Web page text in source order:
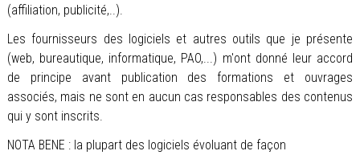
(affiliation, publicité,..).
Les fournisseurs des logiciels et autres outils que je présente
(web, bureautique, informatique, PAO,...) m'ont donné leur accord
de principe avant publication des formations et ouvrages
associés, mais ne sont en aucun cas responsables des contenus
qui y sont inscrits.
NOTA BENE : la plupart des logiciels évoluant de façon